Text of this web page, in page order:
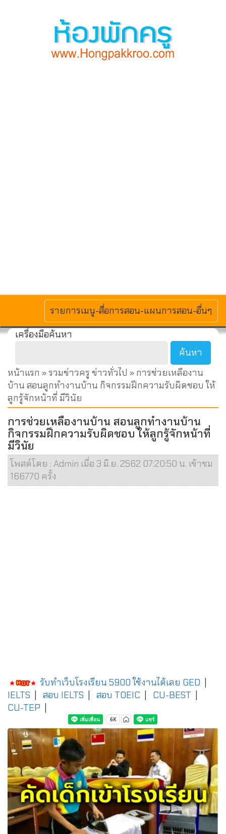
MENU
รายการเมนู-สื่อการสอน-แผนการสอน-อื่นๆ
เครื่องมือค้นหา
หน้าแรก »รวมข่าวครู ข่าวทั่วไป » การช่วยเหลืองาน
บ้าน สอนลูกทำงานบ้าน กิจกรรมฝึกความรับผิดชอบ ให้
ลูกรู้จักหน้าที่ มีวินัย
การช่วยเหลืองานบ้าน สอนลูกทำงานบ้าน
กิจกรรมฝึกความรับผิดชอบ ให้ลูกรู้จักหน้าที่
มีวินัย
โพสต์โดย : Admin เมื่อ 3 มิ.ย. 2562 07:20:50 น. เข้าชม
166770 ครั้ง
รับทำเว็บโรงเรียน 5900 ใช้งานได้เลย GED
IELTS
สอบ IELTS สอบ TOEIC CU-BEST
CU-TEP